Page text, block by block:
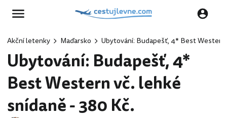
Akční letenky Maďarsko Ubytování: Budapešť, 4* Best Western
Ubytování: Budapešť, 4*
Best Western vč. lehké
snídaně - 380 Kč.